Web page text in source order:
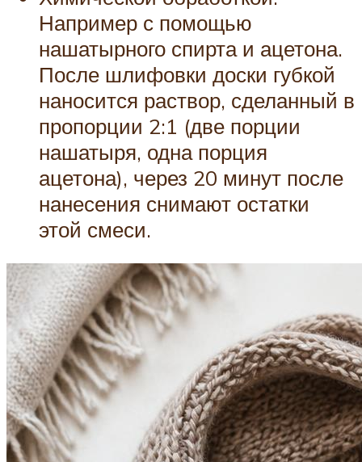
Например с помощью
нашатырного спирта и ацетона.
После шлифовки доски губкой
наносится раствор, сделанный в
пропорции 2:1 (две порции
нашатыря, одна порция
ацетона), через 20 минут после
нанесения снимают остатки
этой смеси.